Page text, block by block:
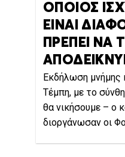
ΟΠΟΙΟΣ
ΕΙΝΑΙ
ΠΡΕΠΕΙ ΝΑ
Εκδήλωση μνήμης
Τέμπη, με το
θα νικήσουμε – ο
διοργάνωσαν οι